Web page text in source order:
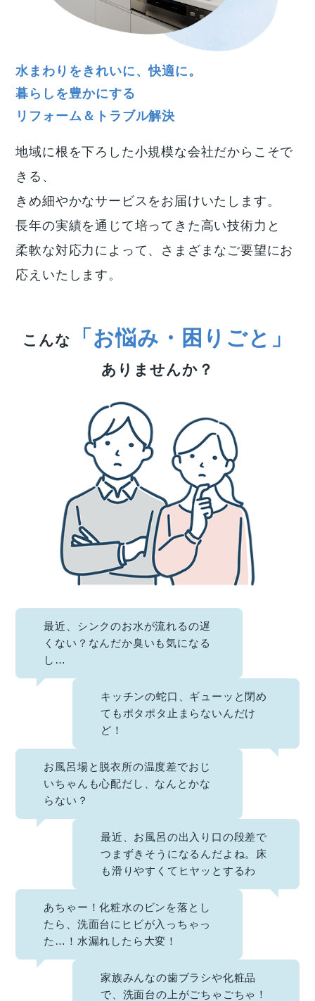
水まわりをきれいに、快適に。
暮らしを豊かにする
リフォーム＆トラブル解決
地域に根を下ろした小規模な会社だからこそで
きる、
きめ細やかなサービスをお届けいたします。
長年の実績を通じて培ってきた高い技術力と
柔軟な対応力によって、さまざまなご要望にお
応えいたします。
こんな 「お悩み・困りごと」
ありませんか？
最近、シンクのお水が流れるの遅
くない？なんだか臭いも気になる
し…
キッチンの蛇口、ギューッと閉め
てもポタポタ止まらないんだけ
ど！
お風呂場と脱衣所の温度差でおじ
いちゃんも心配だし、なんとかな
らない？
最近、お風呂の出入り口の段差で
つまずきそうになるんだよね。
床
も滑りやすくてヒヤッとするわ
あちゃー！化粧水のビンを落とし
たら、洗面台にヒビが入っちゃっ
た…！ 水漏れしたら大変！
家族みんなの歯ブラシや化粧品
で、洗面台の上がごちゃごちゃ！